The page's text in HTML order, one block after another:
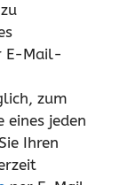
E-Mail-
zum
eines jeden
Ihren